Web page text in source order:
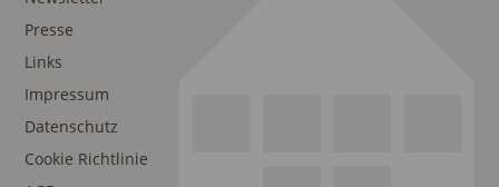
Presse
Links
Impressum
Datenschutz
Cookie Richtlinie